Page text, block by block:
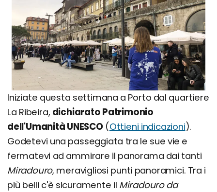
Iniziate questa settimana a Porto dal quartiere
La Ribeira, dichiarato Patrimonio
dell'Umanità UNESCO(Ottieni indicazioni).
Godetevi una passeggiata tra le sue vie e
fermatevi ad ammirare il panorama dai tanti
Miradouro, meravigliosi punti panoramici. Tra i
più belli c'è sicuramente il Miradouro da